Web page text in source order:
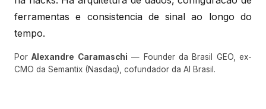
ferramentas e consistencia de sinal ao longo do
tempo.
PorAlexandre Caramaschi — Founder da Brasil GEO, ex-
CMO da Semantix (Nasdaq), cofundador da AI Brasil.